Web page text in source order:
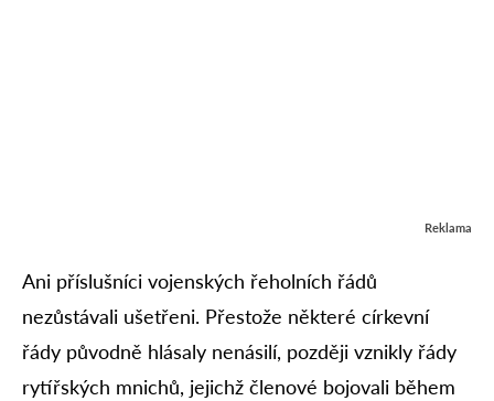
Reklama
Ani příslušníci vojenských řeholních řádů
nezůstávali ušetřeni. Přestože některé církevní
řády původně hlásaly nenásilí, později vznikly řády
rytířských mnichů, jejichž členové bojovali během